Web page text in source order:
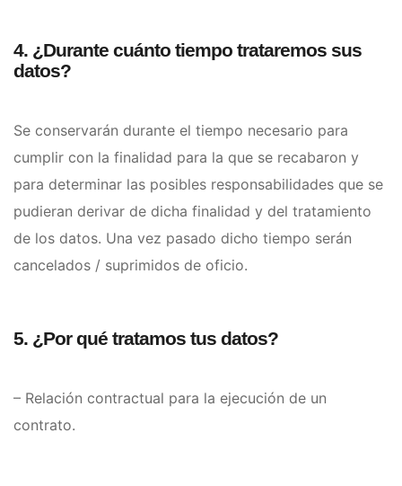
4. ¿Durante cuánto tiempo trataremos sus
datos?
Se conservarán durante el tiempo necesario para
cumplir con la finalidad para la que se recabaron y
para determinar las posibles responsabilidades que se
pudieran derivar de dicha finalidad y del tratamiento
de los datos. Una vez pasado dicho tiempo serán
cancelados / suprimidos de oficio.
5. ¿Por qué tratamos tus datos?
– Relación contractual para la ejecución de un
contrato.